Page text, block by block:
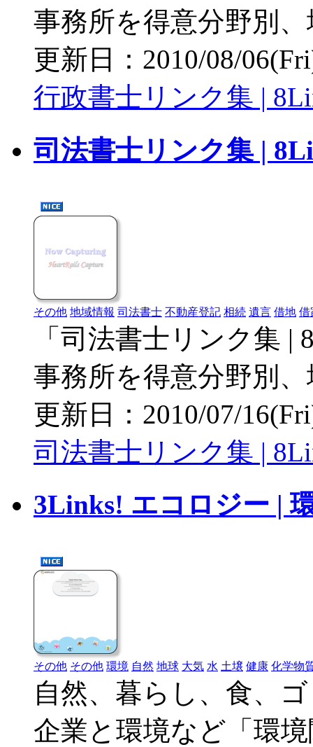
事務所を得意分野別
更新日：2010/08/
行政書士リンク集 |
司法書士リンク集 |
その他 地域情報 司法書士 不動産登記 相続 遺言 借地 借
「司法書士リンク集
事務所を得意分野別
更新日：2010/07/
司法書士リンク集 |
3Links! エコロジー |
その他 その他 環境 自然 地球 大気 水 土壌 健康 化学物
自然、暮らし、食、
企業と環境など「環